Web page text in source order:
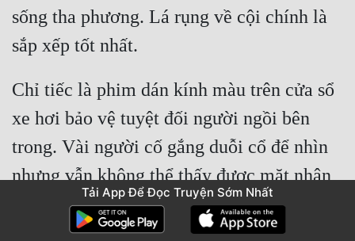
sống tha phương. Lá rụng về cội chính là
sắp xếp tốt nhất.
Chỉ tiếc là phim dán kính màu trên cửa sổ
xe hơi bảo vệ tuyệt đối người ngồi bên
trong. Vài người cố gắng duỗi cổ để nhìn
nhưng vẫn không thể thấy được mặt nhân
vật bên trong xe hơi.
Tải App Để Đọc Truyện Sớm Nhất